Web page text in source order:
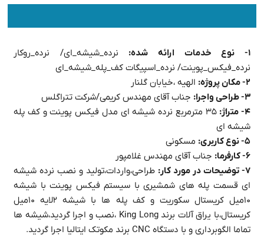
۱- نوع خدمات ارائه شده:
نرده_شیشه_ای/ نرده_روکار
نرده_فیکس_پوینت/ نرده_اسپیگات کف_پله_شیشه_ای
۲- مکان پروژه:
الهیه ،خیابان گلنار
۳- طراحی واجرا:
جناب آقای مهندس کریمی/شرکت تتراگلس
۴- متراژ:
۳۵ مترمربع نرده شیشه ای مدل فیکس پوینت و کف پله
شیشه ای
۵- نوع کاربری:
مسکونی
۶- کارفرما:
جناب آقای مهندس غلامپور
۷- توضیحات در مورد کار:
طراحی،واردات،تولید و نصب نرده شیشه
ای قسمت پله های شمشیری با سیستم فیکس پوینت با شیشه
۱۰میل کریستال سکوریت و کف پله ها با شیشه ۲لایه ۱۰میل
کریستال،با یراق آلات برند King Long ،نصب و اجرا گردید،شیشه ها
تماما الگوبرداری و با دستگاه CNC برند مکوتک ایتالیا اجرا گردید.